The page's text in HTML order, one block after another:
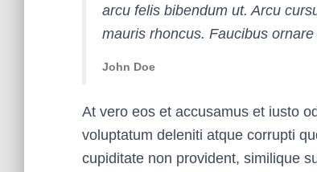
arcu felis bibendum ut. Arcu
mauris rhoncus. Faucibus
John Doe
At vero eos et accusamus et iusto
voluptatum deleniti atque corrupti
cupiditate non provident, similique